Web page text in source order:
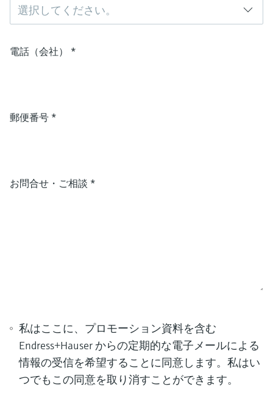
選択してください。
電話（会社） *
郵便番号 *
お問合せ・ご相談 *
私はここに、プロモーション資料を含む
Endress+Hauser からの定期的な電子メールによる
情報の受信を希望することに同意します。私はい
つでもこの同意を取り消すことができます。